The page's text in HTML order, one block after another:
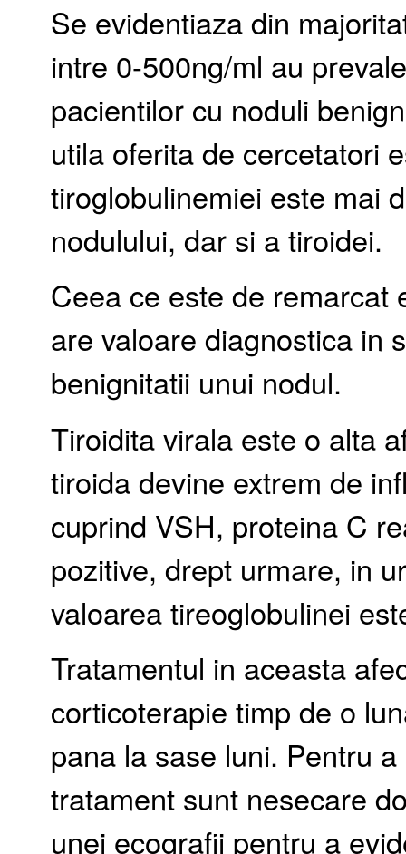
Se evidentiaza din
intre 0-500ng/ml au
pacientilor cu noduli
utila oferita de cercetatori
tiroglobulinemiei este mai
nodulului, dar si a tiroidei.
Ceea ce este de remarcat
are valoare diagnostica in
benignitatii unui nodul.
Tiroidita virala este o alta
tiroida devine extrem de
cuprind VSH, proteina C
pozitive, drept urmare, in
valoarea tireoglobulinei
Tratamentul in aceasta
corticoterapie timp de o
pana la sase luni. Pentru
tratament sunt nesecare
unei ecografii pentru a